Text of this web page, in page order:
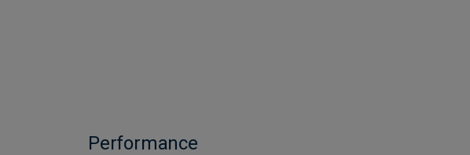
Performance